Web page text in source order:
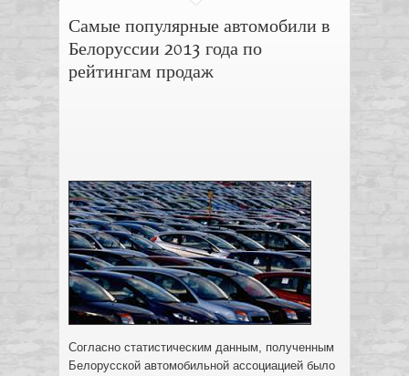
Самые популярные автомобили в
Белоруссии 2013 года по
рейтингам продаж
Согласно статистическим данным, полученным
Белорусской автомобильной ассоциацией было